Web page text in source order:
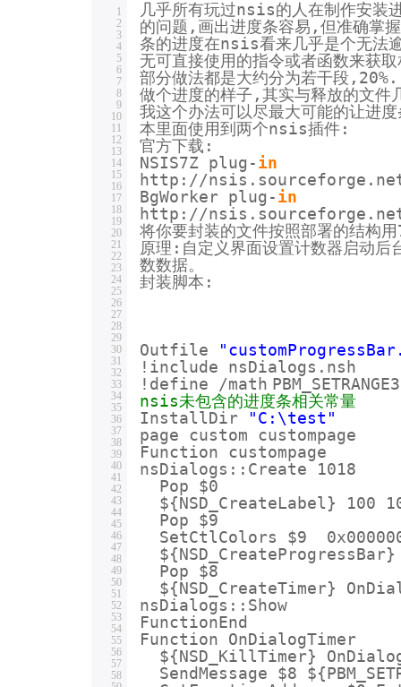
1
2
3
4
5
6
7
8
9
10
11
12
13
14
15
16
17
18
19
20
21
22
23
24
25
26
27
28
29
30
31
32
33
34
35
36
37
38
39
40
41
42
43
44
45
46
47
48
49
50
51
52
53
54
55
56
57
58
几乎所有玩过nsis的人在制作安装
的问题,画出进度条容易,但准确掌
条的进度在nsis看来几乎是个无法
无可直接使用的指令或者函数来获
部分做法都是大约分为若干段
做个进度的样子,其实与释放的文
我这个办法可以尽最大可能的让进
本里面使用到两个nsis插件:
官方下载:
NSIS7Z plug- in
http: //nsis
BgWorker plug- in
http: //nsis
将你要封装的文件按照部署的结构
原理:自定义界面设置计数器启动
数数据。
封装脚本:
Outfile
!include nsDialogs.nsh
!define /math
nsis未包含的进度条相关常量
InstallDir
"C:\test"
page custom custompage
Function custompage
nsDialogs::Create 1018
Pop $0
${NSD_CreateLabel} 100
Pop $9
SetCtlColors $9 0x000000
Pop $8
${NSD_CreateTimer}
nsDialogs::Show
FunctionEnd
Function OnDialogTimer
${NSD_KillTimer}
SendMessage $8